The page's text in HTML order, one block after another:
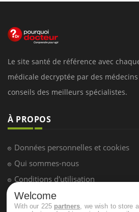
Le site santé de référence avec
médicale decryptée par des
conseils des meilleurs spécialistes.
À PROPOS
Données personnelles et cookies
Qui sommes-nous
Conditions d'utilisation
Plan du site
Welcome
With our 225 partners , we wish to store